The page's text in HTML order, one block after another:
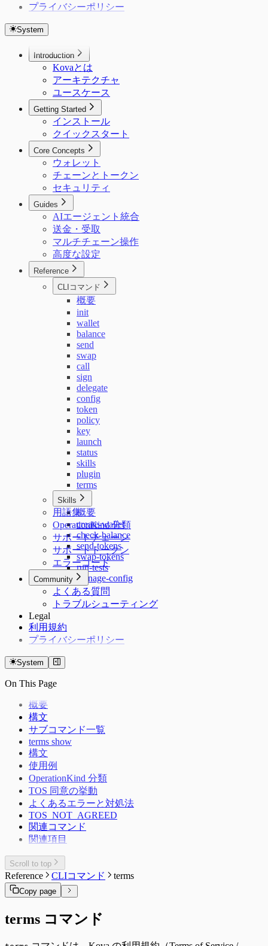
プライバシーポリシー
System
Introduction
Kovaとは
アーキテクチャ
ユースケース
Getting Started
インストール
クイックスタート
Core Concepts
ウォレット
チェーンとトークン
セキュリティ
Guides
AIエージェント統合
送金・受取
マルチチェーン操作
高度な設定
Reference
CLIコマンド
概要
init
wallet
balance
send
swap
call
sign
delegate
config
token
policy
key
launch
status
skills
plugin
terms
Skills
概要
create-wallet
check-balance
send-tokens
swap-tokens
run-tests
manage-config
用語集
OperationKind 分類
サポートチェーン
サポートトークン
エラーコード
Community
よくある質問
トラブルシューティング
Legal
利用規約
プライバシーポリシー
System
On This Page
概要
構文
サブコマンド一覧
terms show
構文
使用例
OperationKind 分類
TOS 同意の挙動
よくあるエラーと対処法
TOS_NOT_AGREED
関連コマンド
関連項目
Scroll to top
Reference CLIコマンド terms
Copy page
terms コマンド